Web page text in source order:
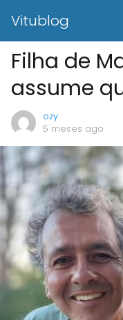
Vitublog
Filha de
assume
ozy
5 meses ago